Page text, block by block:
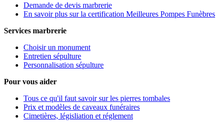
Demande de devis marbrerie
En savoir plus sur la certification Meilleures Pompes Funèbres
Services marbrerie
Choisir un monument
Entretien sépulture
Personnalisation sépulture
Pour vous aider
Tous ce qu'il faut savoir sur les pierres tombales
Prix et modèles de caveaux funéraires
Cimetières, législiation et réglement